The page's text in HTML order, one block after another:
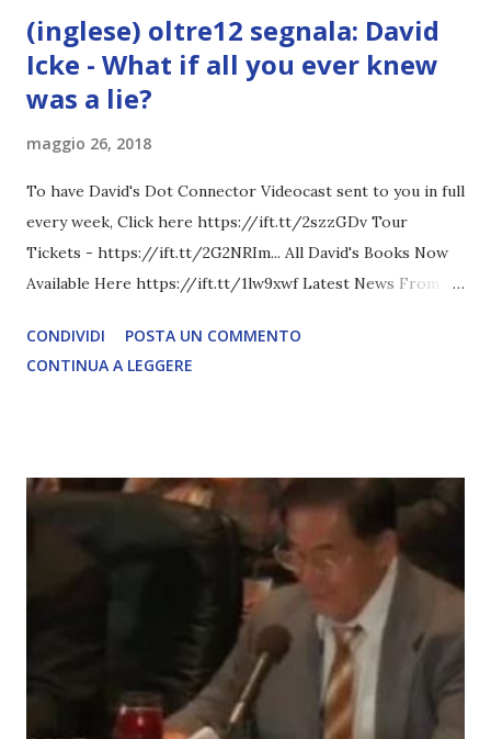
(inglese) oltre12 segnala: David
Icke - What if all you ever knew
was a lie?
maggio 26, 2018
To have David's Dot Connector Videocast sent to you in full
every week, Click here https://ift.tt/2szzGDv Tour
Tickets - https://ift.tt/2G2NRIm... All David's Books Now
Available Here https://ift.tt/1lw9xwf Latest News From
COMPLETO - fonte
CONDIVIDI
POSTA UN COMMENTO
CONTINUA A LEGGERE